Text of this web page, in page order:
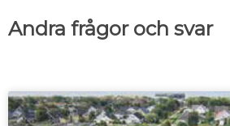
Andra frågor och svar